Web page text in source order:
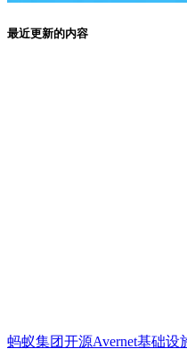
最近更新的内容
蚂蚁集团开源Avernet基础